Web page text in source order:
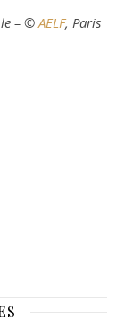
– ©AELF, Paris